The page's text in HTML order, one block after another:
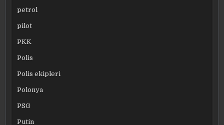
petrol
pilot
PKK
Polis
Polis ekipleri
Polonya
PSG
Putin